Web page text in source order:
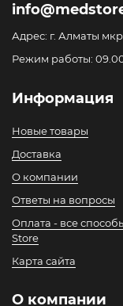
Адрес: г. Алматы
Режим работы:
Информация
Новые товары
Доставка
О компании
Ответы на вопросы
Оплата - все
Store
Карта сайта
О компании